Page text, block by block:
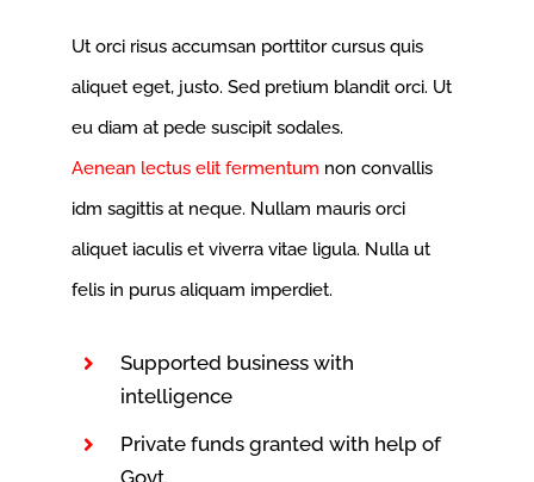
Ut orci risus accumsan porttitor cursus quis
aliquet eget, justo. Sed pretium blandit orci. Ut
eu diam at pede suscipit sodales.
Aenean lectus elit fermentum non convallis
idm sagittis at neque. Nullam mauris orci
aliquet iaculis et viverra vitae ligula. Nulla ut
felis in purus aliquam imperdiet.
Supported business with
intelligence
Private funds granted with help of